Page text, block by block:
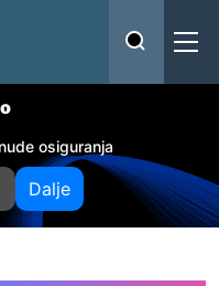
osiguranja
Dalje